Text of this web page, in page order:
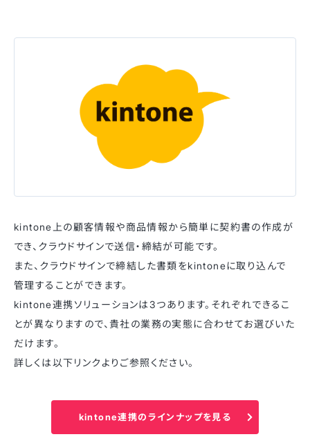
kintone上の顧客情報や商品情報から簡単に契約書の作成が
でき、クラウドサインで送信・締結が可能です。
また、クラウドサインで締結した書類をkintoneに取り込んで
管理することができます。
kintone連携ソリューションは3つあります。それぞれできるこ
とが異なりますので、貴社の業務の実態に合わせてお選びいた
だけます。
詳しくは以下リンクよりご参照ください。
kintone連携のラインナップを見る